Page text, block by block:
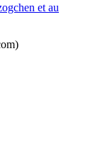
et au